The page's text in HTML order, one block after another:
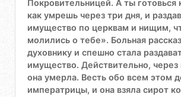
Покровительницей. А ты готовься
как умрешь через три дня, и
имущество по церквам и нищим,
молились о тебе». Больная
духовнику и спешно стала
имущество. Действительно, через
она умерла. Весть обо всем этом
императрицы, и она взяла сирот